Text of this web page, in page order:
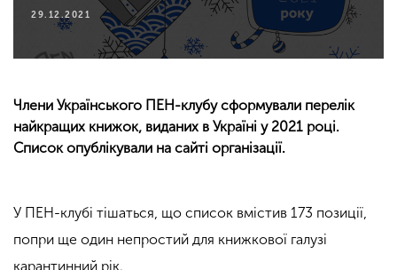
29.12.2021
Члени Українського ПЕН-клубу сформували перелік
найкращих книжок, виданих в Україні у 2021 році.
Список опублікували на сайті організації.
У ПЕН-клубі тішаться, що список вмістив 173 позиції,
попри ще один непростий для книжкової галузі
карантинний рік.